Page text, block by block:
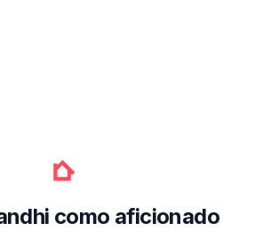
como aficionado